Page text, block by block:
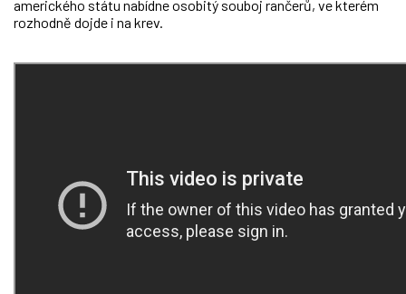
amerického státu nabídne osobitý souboj rančerů, ve kterém
rozhodně dojde i na krev.